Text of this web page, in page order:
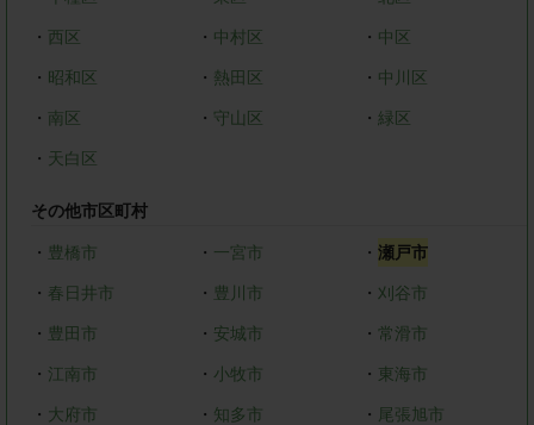
・ 西区 ・ 中村区 ・ 中区
・ 昭和区 ・ 熱田区 ・ 中川区
・ 南区 ・ 守山区 ・ 緑区
・ 天白区
その他市区町村
・ 豊橋市 ・ 一宮市 ・瀬戸市
・ 春日井市 ・ 豊川市 ・ 刈谷市
・ 豊田市 ・ 安城市 ・ 常滑市
・ 江南市 ・ 小牧市 ・ 東海市
・ 大府市 ・ 知多市 ・ 尾張旭市